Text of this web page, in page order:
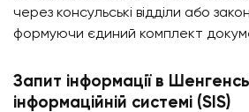
через консульські відділи або
формуючи єдиний комплект
Запит інформації в
інформаційній системі (SIS)